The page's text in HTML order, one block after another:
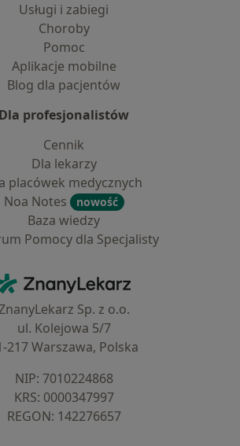
Usługi i zabiegi
Choroby
Pomoc
Aplikacje mobilne
Blog dla pacjentów
Dla profesjonalistów
Cennik
Dla lekarzy
placówek medycznych
Noa Notes
nowość
Baza wiedzy
Pomocy dla Specjalisty
ZnanyLekarz - Strona główna
Sp. z o.o.
ul. Kolejowa 5/7
217 Warszawa, Polska
NIP: ⁠7010224868
KRS: ⁠0000347997
REGON: ⁠142276657